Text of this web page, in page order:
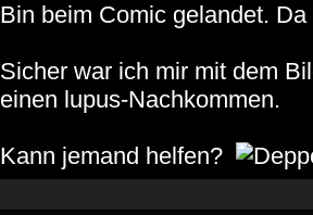
Bin beim Comic gelandet.
Sicher war ich mir mit dem
einen lupus-Nachkommen.
Kann jemand helfen?